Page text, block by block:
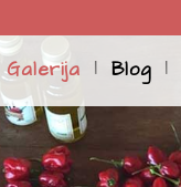
Galerija Blog